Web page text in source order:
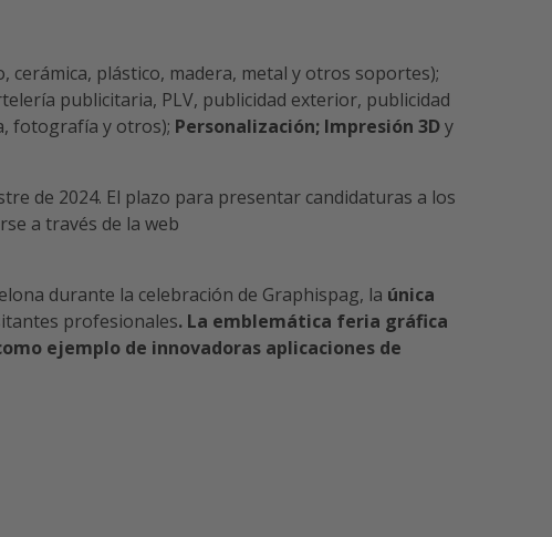
plástico, madera, metal y otros soportes);
publicitaria, PLV, publicidad exterior, publicidad
fotografía y otros); Personalización; Impresión 3Dy
de 2024. El plazo para presentar candidaturas a los
a través de la web
durante la celebración de Graphispag, la única
profesionales. La emblemática feria gráfica
ejemplo de innovadoras aplicaciones de